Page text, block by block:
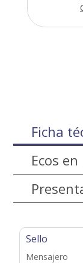
Ficha
Ecos
Sello
Mensajero